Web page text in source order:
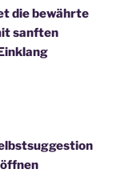
die bewährte
sanften